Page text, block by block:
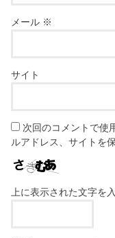
メール ※
サイト
次回のコメントで使
ルアドレス、サイトを
上に表示された文字を